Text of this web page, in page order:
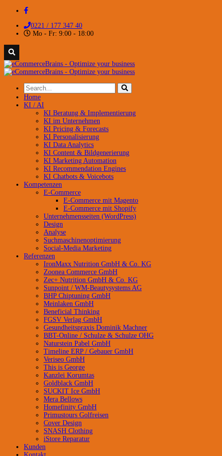
0221 / 177 347 40
Mo - Fr: 9:00 - 18:00
Home
KI / AI
KI Beratung & Implementierung
KI im Unternehmen
KI Pricing & Forecasts
KI Personalisierung
KI Data Analytics
KI Content & Bildgenerierung
KI Marketing Automation
KI Recommendation Engines
KI Chatbots & Voicebots
Kompetenzen
E-Commerce
E-Commerce mit Magento
E-Commerce mit Shopify
Unternehmensseiten (WordPress)
Design
Analyse
Suchmaschinenoptimierung
Social-Media Marketing
Referenzen
IronMaxx Nutrition GmbH & Co. KG
Zoonea Commerce GmbH
Zec+ Nutrition GmbH & Co. KG
Sunpoint / WM-Beautysystems AG
BHP Chiptuning GmbH
Meinlaken GmbH
Beneficial Thinking
FGSV Verlag GmbH
Gesundheitspraxis Dominik Machner
BBT-Online / Schulze & Schulze OHG
Naturstein Pabel GmbH
Timeline ERP / Gebauer GmbH
Veriseo GmbH
This is George
Kanzlei Korumtas
Goldblack GmbH
SUCKIT Ice GmbH
Mera Bellows
Homefinity GmbH
Primustours Golfreisen
Cover Design
SNASH Clothing
iStore Reparatur
Kunden